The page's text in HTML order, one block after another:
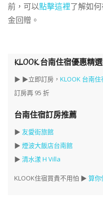
前，可以點擊這裡了解如
金回贈。
KLOOK 台南住宿優惠精選
▶ ▶立即訂房， KLOOK 台南
訂房再 95 折
台南住宿訂房推薦
▶ 友愛街旅館
▶ 煙波大飯店台南館
▶ 清水漾 H Villa
KLOOK住宿買貴不用怕 ▶ 算你